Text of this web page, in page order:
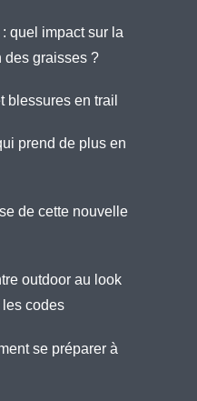
quel impact sur la
des graisses ?
blessures en trail
prend de plus en
de cette nouvelle
outdoor au look
codes
se préparer à